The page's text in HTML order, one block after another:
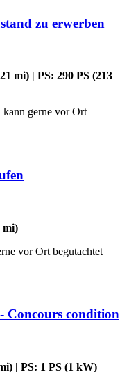
zu erwerben
mi) | PS: 290 PS (213
kann gerne vor Ort
mi)
vor Ort begutachtet
Concours condition
| PS: 1 PS (1 kW)